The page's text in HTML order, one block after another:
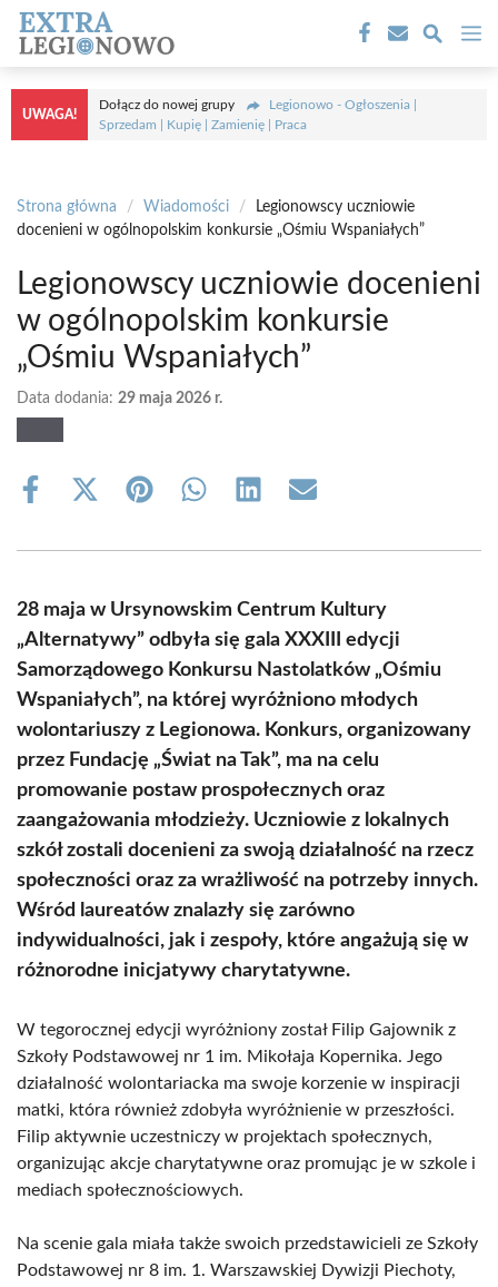
Przejdź
treści
UWAGA!
Dołącz do nowej grupy
Legionowo - Ogłoszenia |
Sprzedam | Kupię | Zamienię | Praca
Strona główna / Wiadomości /
Legionowscy uczniowie
docenieni w ogólnopolskim konkursie „Ośmiu Wspaniałych”
Legionowscy uczniowie docenieni
w ogólnopolskim konkursie
„Ośmiu Wspaniałych”
Data dodania: 29 maja 2026 r.
Share
Share
(Twitter)
Share Share Share Share
28 maja w Ursynowskim Centrum Kultury
„Alternatywy” odbyła się gala XXXIII edycji
Samorządowego Konkursu Nastolatków „Ośmiu
Wspaniałych”, na której wyróżniono młodych
wolontariuszy z Legionowa. Konkurs, organizowany
przez Fundację „Świat na Tak”, ma na celu
promowanie postaw prospołecznych oraz
zaangażowania młodzieży. Uczniowie z lokalnych
szkół zostali docenieni za swoją działalność na rzecz
społeczności oraz za wrażliwość na potrzeby innych.
Wśród laureatów znalazły się zarówno
indywidualności, jak i zespoły, które angażują się w
różnorodne inicjatywy charytatywne.
W tegorocznej edycji wyróżniony został Filip Gajownik z
Szkoły Podstawowej nr 1 im. Mikołaja Kopernika. Jego
działalność wolontariacka ma swoje korzenie w inspiracji
matki, która również zdobyła wyróżnienie w przeszłości.
Filip aktywnie uczestniczy w projektach społecznych,
organizując akcje charytatywne oraz promując je w szkole i
mediach społecznościowych.
Na scenie gala miała także swoich przedstawicieli ze Szkoły
Podstawowej nr 8 im. 1. Warszawskiej Dywizji Piechoty,